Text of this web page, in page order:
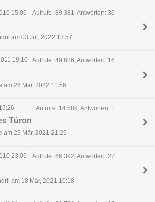
15:06 Aufrufe: 89.381, Antworten: 36
am 03 Jul, 2022 13:57
19:10 Aufrufe: 49.626, Antworten: 16
am 26 Mär, 2022 11:56
Aufrufe: 14.589, Antworten: 1
Túron
am 29 Mär, 2021 21:29
23:05 Aufrufe: 66.392, Antworten: 27
am 18 Mär, 2021 10:18